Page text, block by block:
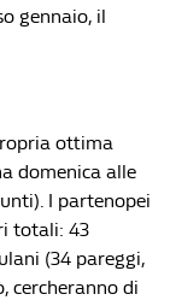
gennaio, il
ottima
domenica alle
I partenopei
totali: 43
(34 pareggi,
cercheranno di